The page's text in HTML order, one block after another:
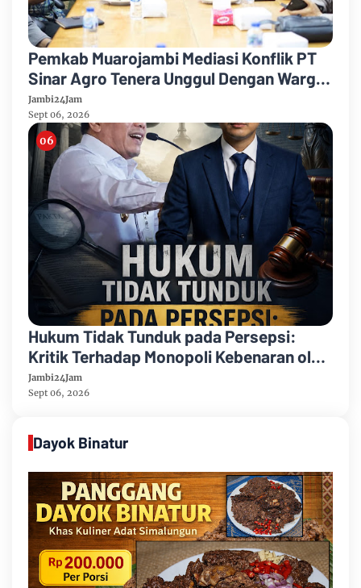
Pemkab Muarojambi Mediasi Konflik PT
Sinar Agro Tenera Unggul Dengan Warga
Sipin Teluk Duren
Jambi24Jam
Sept 06, 2026
Hukum Tidak Tunduk pada Persepsi:
Kritik Terhadap Monopoli Kebenaran oleh
Media dan Aktivis
Jambi24Jam
Sept 06, 2026
Dayok Binatur